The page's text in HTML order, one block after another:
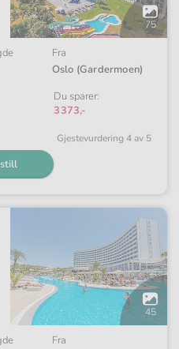
Åpne
galleriet
75
Fra
Oslo (Gardermoen)
Du sparer:
3373,-
Gjeste­vurdering 4 av 5
Åpne
galleriet
45
Fra